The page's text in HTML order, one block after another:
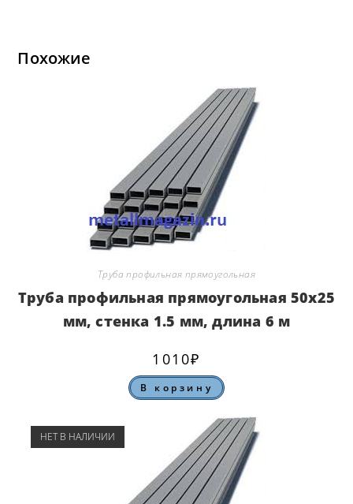
Похожие
Труба профильная прямоугольная
Труба профильная прямоугольная 50х25
мм, стенка 1.5 мм, длина 6 м
1010₽
В корзину
НЕТ В НАЛИЧИИ